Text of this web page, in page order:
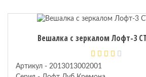
Вешалка с зеркалом Лофт-3
Артикул - 2013013002001